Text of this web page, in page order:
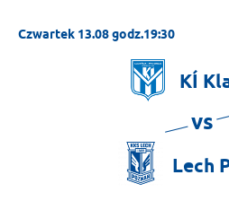
Czwartek 13.08 godz.19:30
KÍ
vs
Lech